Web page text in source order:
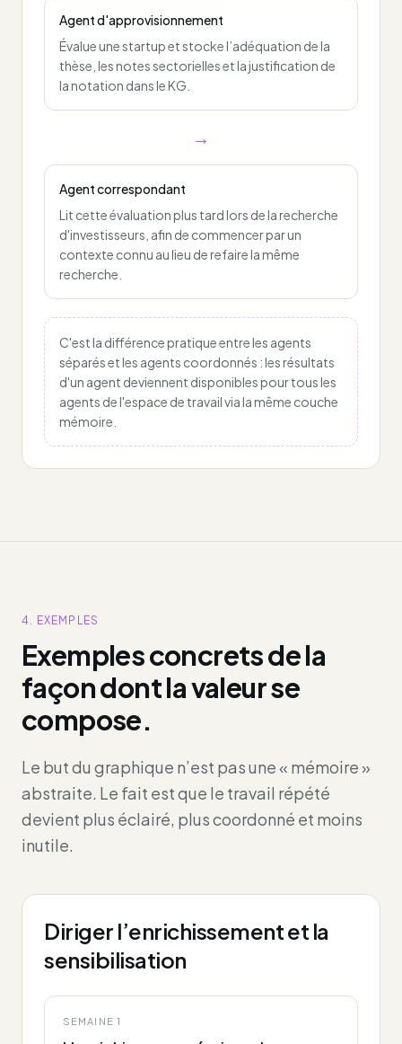
Agent d'approvisionnement
Évalue une startup et stocke l’adéquation de la
thèse, les notes sectorielles et la justification de
la notation dans le KG.
→
Agent correspondant
Lit cette évaluation plus tard lors de la recherche
d'investisseurs, afin de commencer par un
contexte connu au lieu de refaire la même
recherche.
C'est la différence pratique entre les agents
séparés et les agents coordonnés : les résultats
d'un agent deviennent disponibles pour tous les
agents de l'espace de travail via la même couche
mémoire.
4. EXEMPLES
Exemples concrets de la
façon dont la valeur se
compose.
Le but du graphique n’est pas une « mémoire »
abstraite. Le fait est que le travail répété
devient plus éclairé, plus coordonné et moins
inutile.
Diriger l’enrichissement et la
sensibilisation
SEMAINE 1